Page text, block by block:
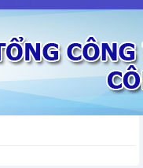
năm
sản
cùng
mạnh
diện, tiếp
trình lịch sử
hơn 132
năm